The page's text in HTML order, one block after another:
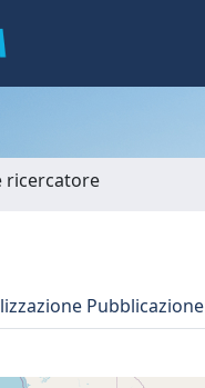
ricercatore
Pubblicazione